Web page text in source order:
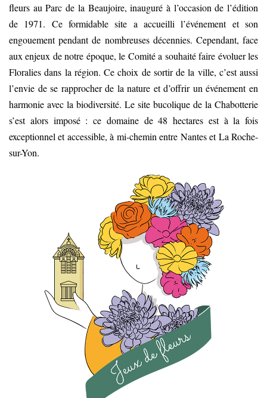
fleurs au Parc de la Beaujoire, inauguré à l’occasion de l’édition
de 1971. Ce formidable site a accueilli l’événement et son
engouement pendant de nombreuses décennies. Cependant, face
aux enjeux de notre époque, le Comité a souhaité faire évoluer les
Floralies dans la région. Ce choix de sortir de la ville, c’est aussi
l’envie de se rapprocher de la nature et d’offrir un événement en
harmonie avec la biodiversité. Le site bucolique de la Chabotterie
s’est alors imposé : ce domaine de 48 hectares est à la fois
exceptionnel et accessible, à mi-chemin entre Nantes et La Roche-
sur-Yon.